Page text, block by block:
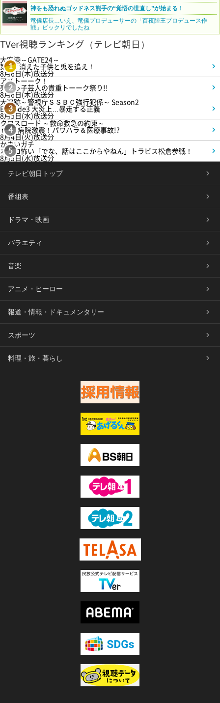
神をも恐れぬゴッドネス熊手の“覚悟の世直し”が始まる！
竜儀店長…いえ、竜儀プロデューサーの「百夜陸王プロデュース作
戦」ビックリでしたね
TVer視聴ランキング（テレビ朝日）
1
大空港～GATE24～
第3話 消えた子供と兎を追え！
8月6日(木)放送分
2
アメトーーク！
売れっ子芸人の貴重トーーク祭り!!
8月6日(木)放送分
3
大追跡～警視庁ＳＳＢＣ強行犯係～ Season2
Episode3 大炎上…暴走する正義
8月5日(水)放送分
4
クロスロード ～救命救急の約束～
＃5 病院激震！パワハラ＆医療事故!?
8月4日(火)放送分
5
かまいガチ
オモロ怖い「でな、話はここからやねん」トラビス松倉参戦！
8月5日(水)放送分
テレビ朝日トップ
番組表
ドラマ・映画
バラエティ
音楽
アニメ・ヒーロー
報道・情報・ドキュメンタリー
スポーツ
料理・旅・暮らし